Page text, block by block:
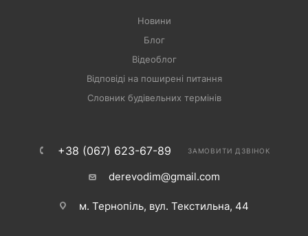
Новини
Блог
Відеоблог
Відповіді на поширені питання
Словник будівельних термінів
+38 (067) 623-67-89 ЗАМОВИТИ ДЗВІНОК
derevodim@gmail.com
м. Тернопіль, вул. Текстильна, 44